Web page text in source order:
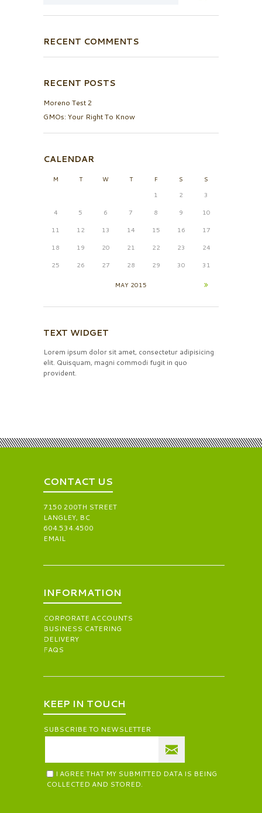
RECENT COMMENTS
RECENT POSTS
Moreno Test 2
GMOs: Your Right To Know
CALENDAR
M T W T F S
S
1
2 3
4 5 6 7 8 9 10
11 12 13 14 15 16 17
18 19 20 21 22 23 24
25 26 27 28 29 30 31
MAY 2015
TEXT WIDGET
Lorem ipsum dolor sit amet, consectetur adipisicing
elit. Quisquam, magni commodi fugit in quo
provident.
CONTACT US
7150 200TH STREET
LANGLEY, BC
604.534.4500
EMAIL
INFORMATION
CORPORATE ACCOUNTS
BUSINESS CATERING
DELIVERY
FAQS
KEEP IN TOUCH
SUBSCRIBE TO NEWSLETTER
I AGREE THAT MY SUBMITTED DATA IS BEING
COLLECTED AND STORED.